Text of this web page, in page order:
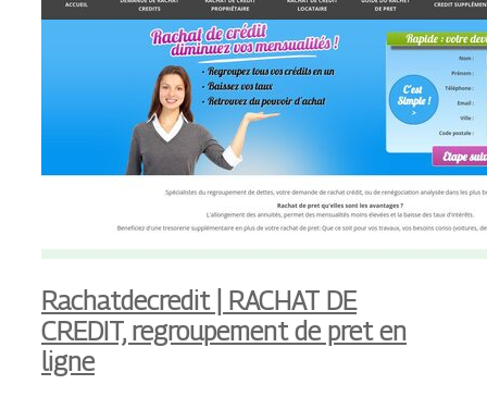
Rachat­decre­dit | RACHAT DE
CREDIT, reg­roupe­ment de pret en
ligne